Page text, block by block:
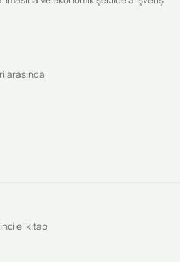
arasında
el kitap